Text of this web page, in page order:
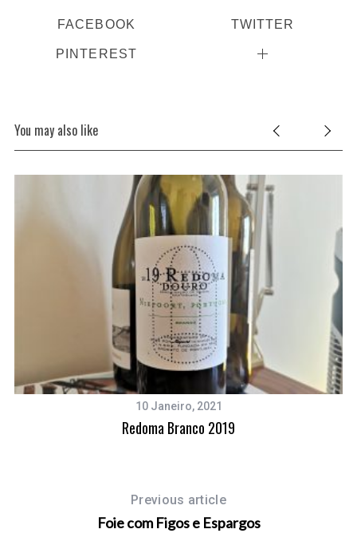
FACEBOOK TWITTER
PINTEREST
You may also like
10 Janeiro, 2021
Redoma Branco 2019
Previous article
Foie com Figos e Espargos